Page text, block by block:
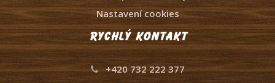
Nastavení cookies
Rychlý kontakt
+420 732 222 377